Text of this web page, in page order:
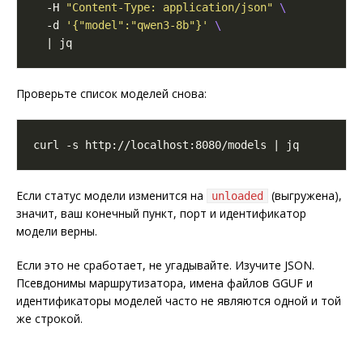
  -H
"Content-Type: application/json"
  -d
'{"model":"qwen3-8b"}'
Проверьте список моделей снова:
Если статус модели изменится на unloaded
(выгружена),
значит, ваш конечный пункт, порт и идентификатор
модели верны.
Если это не сработает, не угадывайте. Изучите JSON.
Псевдонимы маршрутизатора, имена файлов GGUF и
идентификаторы моделей часто не являются одной и той
же строкой.